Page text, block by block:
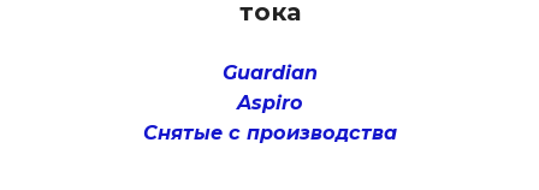
тока
Guardian
Aspiro
Снятые с производства